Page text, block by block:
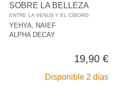
SOBRE LA BELLEZA
ENTRE LA VENUS Y EL CÍBORG
YEHYA, NAIEF
ALPHA DECAY
19,90 €
Disponible 2 días